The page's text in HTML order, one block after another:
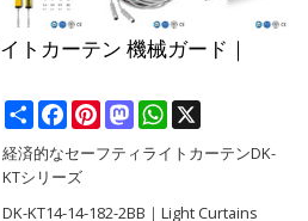
トカーテン 機械ガード｜
ShareFacebookPinterestMastodonWhatsApp
経済的なセーフティライトカーテンDK-
KTシリーズ
DK-KT14-14-182-2BB｜Light Curtains